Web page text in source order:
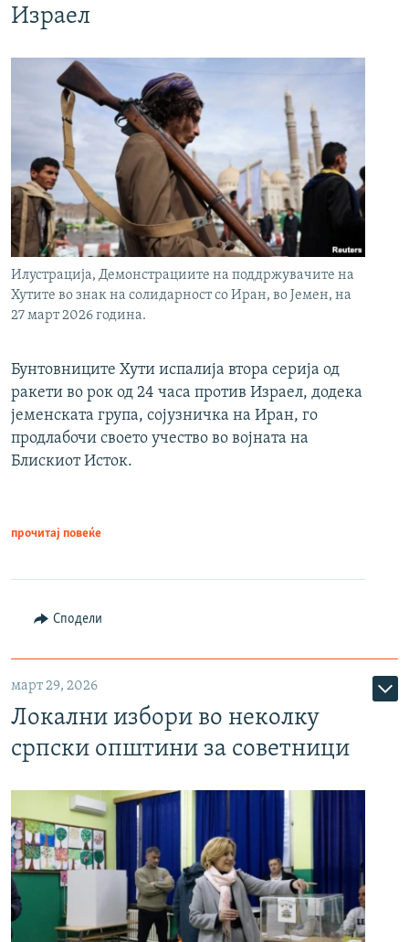
Израел
Илустрација, Демонстрациите на поддржувачите на
Хутите во знак на солидарност со Иран, во Јемен, на
27 март 2026 година.
Бунтовниците Хути испалија втора серија од
ракети во рок од 24 часа против Израел, додека
јеменската група, сојузничка на Иран, го
продлабочи своето учество во војната на
Блискиот Исток.
прочитај повеќе
Сподели
март 29, 2026
Локални избори во неколку
српски општини за советници